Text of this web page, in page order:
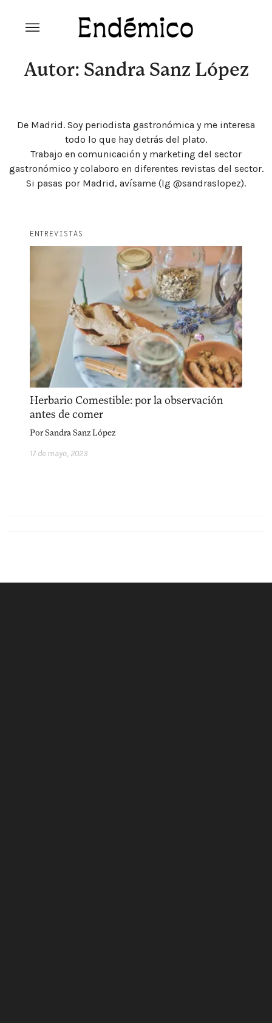
content
ambiental
Autor: Sandra Sanz López
De Madrid. Soy periodista gastronómica y me interesa
todo lo que hay detrás del plato.
Trabajo en comunicación y marketing del sector
gastronómico y colaboro en diferentes revistas del sector.
Si pasas por Madrid, avísame (Ig @sandraslopez).
ENTREVISTAS
Herbario Comestible: por la observación
antes de comer
PorSandra Sanz López
17 de mayo, 2023
Explora la cultura creativa en torno al movimiento
socioambiental con Endémico.
facebook instagram
pinterest
acerca
equipo política de envíos